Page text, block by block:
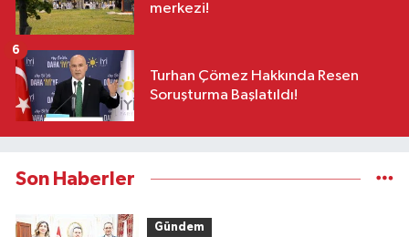
merkezi!
Turhan Çömez Hakkında Resen
Soruşturma Başlatıldı!
6
Son Haberler
Gündem